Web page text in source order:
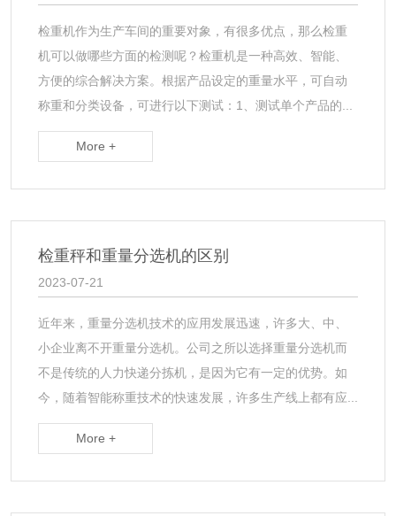
检重机作为生产车间的重要对象，有很多优点，那么检重
机可以做哪些方面的检测呢？检重机是一种高效、智能、
方便的综合解决方案。根据产品设定的重量水平，可自动
称重和分类设备，可进行以下测试：1、测试单个产品的...
More +
检重秤和重量分选机的区别
2023-07-21
近年来，重量分选机技术的应用发展迅速，许多大、中、
小企业离不开重量分选机。公司之所以选择重量分选机而
不是传统的人力快递分拣机，是因为它有一定的优势。如
今，随着智能称重技术的快速发展，许多生产线上都有应...
More +